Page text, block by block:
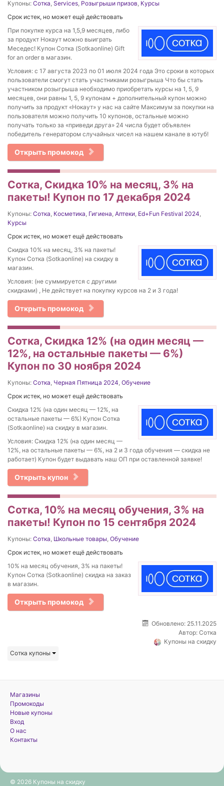
Купоны: Сотка Services Розыгрыши призов Курсы
Срок истек, но может ещё действовать
При покупке курса на 1,5,9 месяцев, либо
за продукт Нокаут можно выиграть
Меседес! Купон Сотка (Sotkaonline) Gift
for an order в магазин.
Условия: с 17 августа 2023 по 01 июля 2024 года Это сроки в которых
пользователи смогут стать участниками розыгрыша Что бы стать
участником розыгрыша необходимо приобретать курсы на 1, 5, 9
месяцев, они равны 1, 5, 9 купонам + дополнительный купон можно
получить за продукт «Нокаут» у нас на сайте Максимум за покупки на
пользователя можно получить 10 купонов, остальные можно
получать только за «приведи друга» 24 числа будет объявлен
победитель генератором случайных чисел на нашем канале в ютуб!
Открыть промокод
Сотка, Скидка 10% на месяц, 3% на
пакеты! Купон по 17 декабря 2024
Купоны: Сотка Косметика Гигиена Аптеки Ed+Fun Festival 2024
Курсы
Срок истек, но может ещё действовать
Скидка 10% на месяц, 3% на пакеты!
Купон Сотка (Sotkaonline) на скидку в
магазин.
Условия: (не суммируется с другими
скидками) , Не действует на покупку курсов на 2 и 3 года!
Открыть промокод
Сотка, Скидка 12% (на один месяц —
12%, на остальные пакеты — 6%)
Купон по 30 ноября 2024
Купоны: Сотка Черная Пятница 2024 Обучение
Срок истек, но может ещё действовать
Скидка 12% (на один месяц — 12%, на
остальные пакеты — 6%) Купон Сотка
(Sotkaonline) на скидку в магазин.
Условия: Скидка 12% (на один месяц —
12%, на остальные пакеты — 6%, на 2 и 3 года обучения — скидка не
работает) Купон будет выдавать наш ОП при оставленной заявке!
Открыть купон
Сотка, 10% на месяц обучения, 3% на
пакеты! Купон по 15 сентября 2024
Купоны: Сотка Школьные товары Обучение
Срок истек, но может ещё действовать
10% на месяц обучения, 3% на пакеты!
Купон Сотка (Sotkaonline) скидка на заказ
в магазин.
Открыть промокод
Обновлено: 25.11.2025
Автор: Сотка
Купоны на скидку
Сотка купоны
Магазины
Промокоды
Новые купоны
Вход
О нас
Контакты
© 2026 Купоны на скидку